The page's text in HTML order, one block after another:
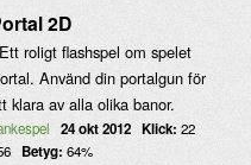
2D
roligt flashspel om spelet
Använd din portalgun för
klara av alla olika banor.
24 okt 2012 Klick: 22
Betyg: 64%